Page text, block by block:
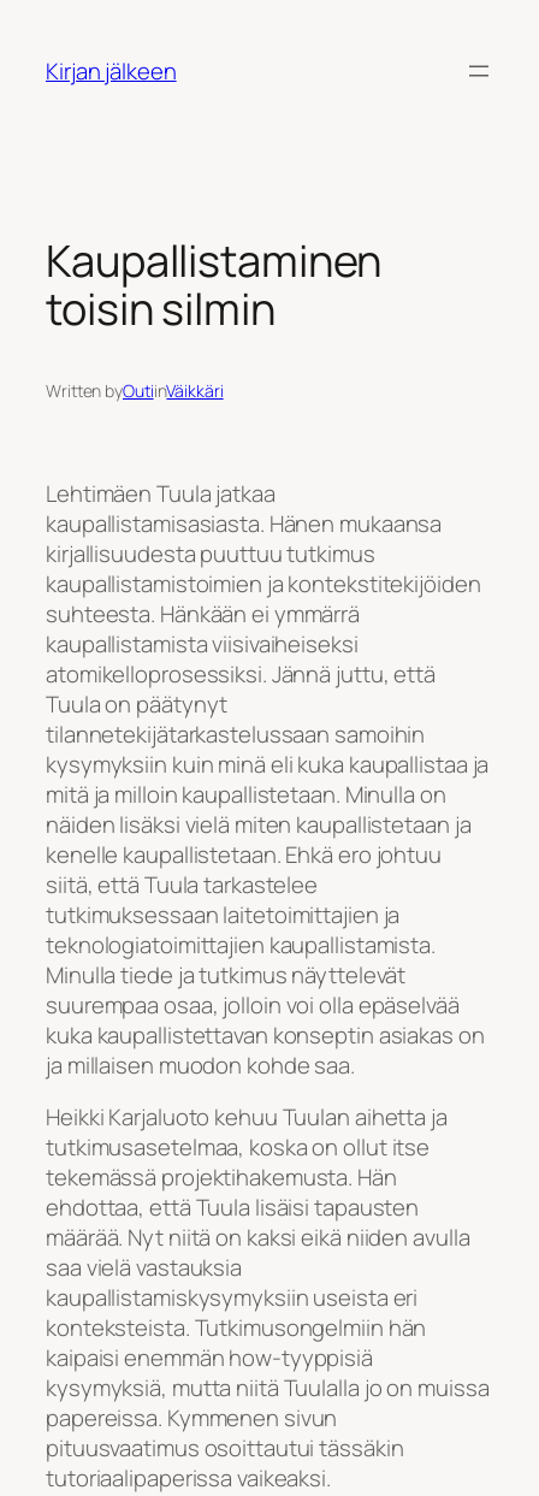
Kirjan jälkeen
Kaupallistaminen
toisin silmin
Written byOutiinVäikkäri
Lehtimäen Tuula jatkaa
kaupallistamisasiasta. Hänen mukaansa
kirjallisuudesta puuttuu tutkimus
kaupallistamistoimien ja kontekstitekijöiden
suhteesta. Hänkään ei ymmärrä
kaupallistamista viisivaiheiseksi
atomikelloprosessiksi. Jännä juttu, että
Tuula on päätynyt
tilannetekijätarkastelussaan samoihin
kysymyksiin kuin minä eli kuka kaupallistaa ja
mitä ja milloin kaupallistetaan. Minulla on
näiden lisäksi vielä miten kaupallistetaan ja
kenelle kaupallistetaan. Ehkä ero johtuu
siitä, että Tuula tarkastelee
tutkimuksessaan laitetoimittajien ja
teknologiatoimittajien kaupallistamista.
Minulla tiede ja tutkimus näyttelevät
suurempaa osaa, jolloin voi olla epäselvää
kuka kaupallistettavan konseptin asiakas on
ja millaisen muodon kohde saa.
Heikki Karjaluoto kehuu Tuulan aihetta ja
tutkimusasetelmaa, koska on ollut itse
tekemässä projektihakemusta. Hän
ehdottaa, että Tuula lisäisi tapausten
määrää. Nyt niitä on kaksi eikä niiden avulla
saa vielä vastauksia
kaupallistamiskysymyksiin useista eri
konteksteista. Tutkimusongelmiin hän
kaipaisi enemmän how-tyyppisiä
kysymyksiä, mutta niitä Tuulalla jo on muissa
papereissa. Kymmenen sivun
pituusvaatimus osoittautui tässäkin
tutoriaalipaperissa vaikeaksi.